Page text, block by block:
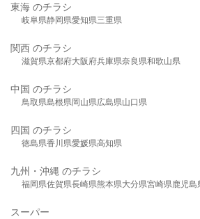
東海 のチラシ
岐阜県静岡県愛知県三重県
関西 のチラシ
滋賀県京都府大阪府兵庫県奈良県和歌山県
中国 のチラシ
鳥取県島根県岡山県広島県山口県
四国 のチラシ
徳島県香川県愛媛県高知県
九州・沖縄 のチラシ
福岡県佐賀県長崎県熊本県大分県宮崎県鹿児島
スーパー